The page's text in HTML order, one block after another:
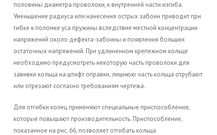
половины диаметра проволоки, к внутренней части изгиба.
Уменьшение радиуса или нанесения острых забоин приводит при
гибке к поломке уса пружины вследствие местной концентрации
напряжений около дефекта-забоины и появления больших
остаточных напряжений. При удлиненном крепежном кольце
необходимо предусмотреть некоторую часть проволоки для
завивки кольца на штифт оправки, лишнюю часть кольца отрубают
или отрезают согласно требованиям чертежа.
Для отгибки колец применяют специальные приспособления,
которые повышают производительность. Приспособление,
показанное на рис. 66, позволяет отгибать кольца